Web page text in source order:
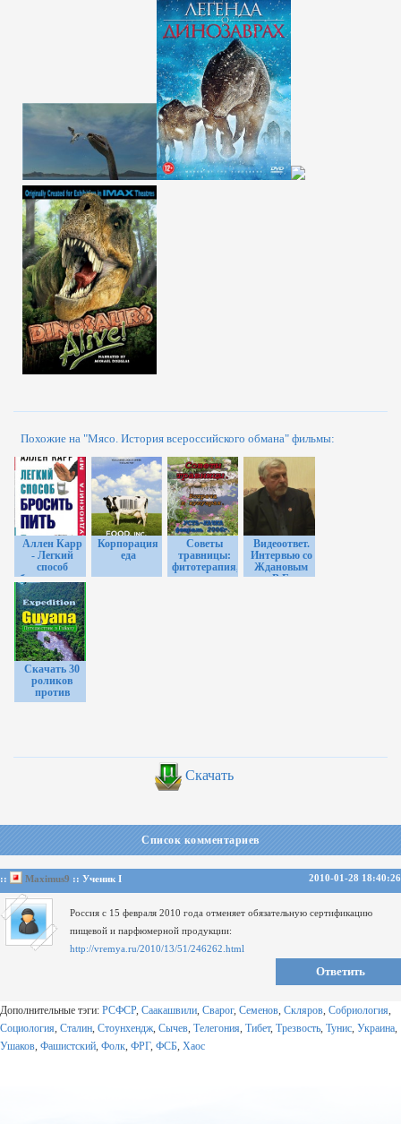
Похожие на "Мясо. История всероссийского обмана" фильмы:
Аллен Карр
- Легкий
способ
бросить пить
Корпорация
еда
Советы
травницы:
фитотерапия,
травничество,
Видеоответ.
Интервью со
Ждановым
В.Г.
Скачать 30
роликов
против
курения
Скачать
Список комментариев
:: Maximus9 :: Ученик I 2010-01-28 18:40:26
Россия с 15 февраля 2010 года отменяет обязательную сертификацию
пищевой и парфюмерной продукции:
http://vremya.ru/2010/13/51/246262.html
Ответить
Дополнительные тэги: РСФСР, Саакашвили, Сварог, Семенов, Скляров, Собриология,
Социология, Сталин, Стоунхендж, Сычев, Телегония, Тибет, Трезвость, Тунис, Украина,
Ушаков, Фашистский, Фолк, ФРГ, ФСБ, Хаос